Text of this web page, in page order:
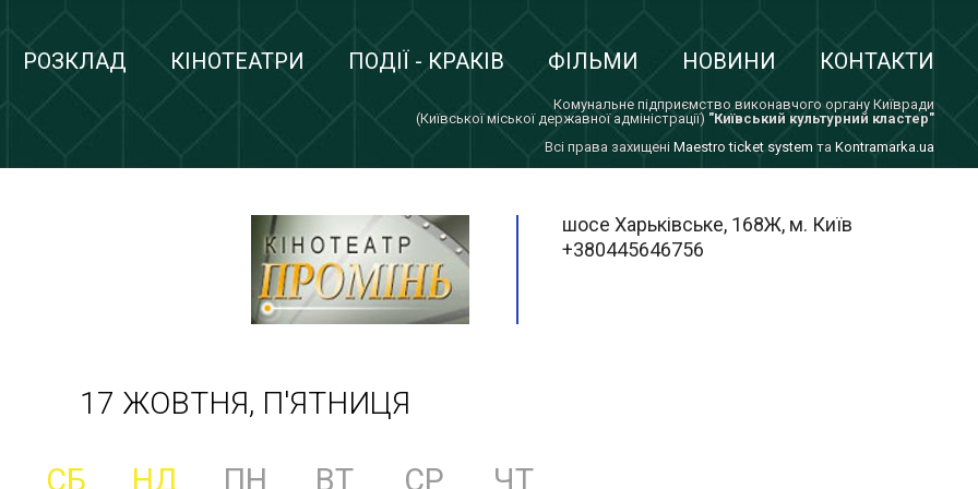
РОЗКЛАД КІНОТЕАТРИ ПОДІЇ - КРАКІВ ФІЛЬМИ НОВИНИ КОНТАКТИ
Комунальне підприємство виконавчого органу Київради
(Київської міської державної адміністрації) "Київський культурний кластер"
Всi права захищенi Maestro ticket system та Kontramarka.ua
шосе Харьківське, 168Ж, м. Київ
+380445646756
17 ЖОВТНЯ, П'ЯТНИЦЯ
СБ НД ПН ВТ СР ЧТ